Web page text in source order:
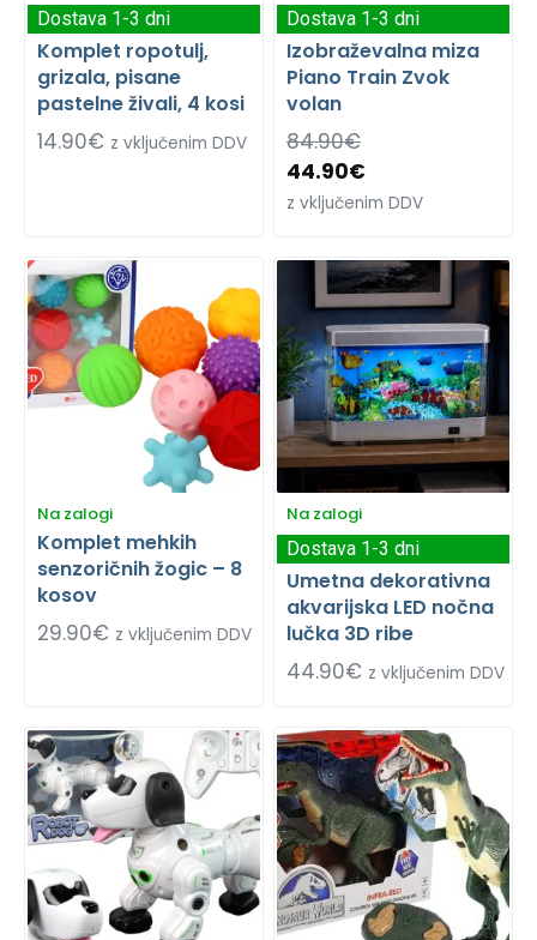
Komplet ropotulj,
grizala, pisane
pastelne živali, 4 kosi
14.90€ z vključenim DDV
Dostava 1-3 dni
Izobraževalna miza
Piano Train Zvok
volan
84.90€
44.90€
z vključenim DDV
Dostava 1-3 dni
Na zalogi
Komplet mehkih
senzoričnih žogic – 8
kosov
29.90€ z vključenim DDV
Na zalogi
Umetna dekorativna
akvarijska LED nočna
lučka 3D ribe
44.90€ z vključenim DDV
Dostava 1-3 dni